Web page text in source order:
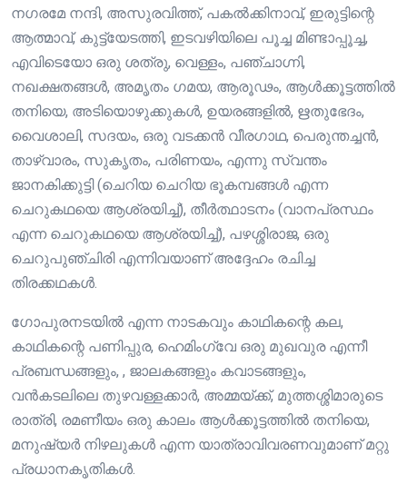
നഗരമേ നന്ദി, അസുരവിത്ത്‌, പകൽക്കിനാവ്, ഇരുട്ടിന്റെ
ആത്മാവ്, കുട്ട്യേടത്തി, ഇടവഴിയിലെ പൂച്ച മിണ്ടാപ്പൂച്ച,
എവിടെയോ ഒരു ശത്രു, വെള്ളം, പഞ്ചാഗ്നി,
നഖക്ഷതങ്ങൾ, അമൃതം ഗമയ, ആരൂഢം, ആൾക്കൂട്ടത്തിൽ
തനിയെ, അടിയൊഴുക്കുകൾ, ഉയരങ്ങളിൽ, ഋതുഭേദം,
വൈശാലി, സദയം, ഒരു വടക്കൻ വീരഗാഥ, പെരുന്തച്ചൻ,
താഴ്വാരം, സുകൃതം, പരിണയം, എന്നു സ്വന്തം
ജാനകിക്കുട്ടി (ചെറിയ ചെറിയ ഭൂകമ്പങ്ങൾ എന്ന
ചെറുകഥയെ ആശ്രയിച്ച്‌), തീർത്ഥാടനം (വാനപ്രസ്ഥം
എന്ന ചെറുകഥയെ ആശ്രയിച്ച്‌), പഴശ്ശിരാജ, ഒരു
ചെറുപുഞ്ചിരി എന്നിവയാണ് അദ്ദേഹം രചിച്ച
തിരക്കഥകൾ.
ഗോപുരനടയിൽ എന്ന നാടകവും കാഥികന്റെ കല,
കാഥികന്റെ പണിപ്പുര, ഹെമിംഗ്‌വേ ഒരു മുഖവുര എന്നീ
പ്രബന്ധങ്ങളും, , ജാലകങ്ങളും കവാടങ്ങളും,
വൻകടലിലെ തുഴവള്ളക്കാർ, അമ്മയ്ക്ക്, മുത്തശ്ശിമാരുടെ
രാത്രി, രമണീയം ഒരു കാലം ആൾക്കൂട്ടത്തിൽ തനിയെ,
മനുഷ്യർ നിഴലുകൾ എന്ന യാത്രാവിവരണവുമാണ് മറ്റു
പ്രധാനകൃതികൾ.